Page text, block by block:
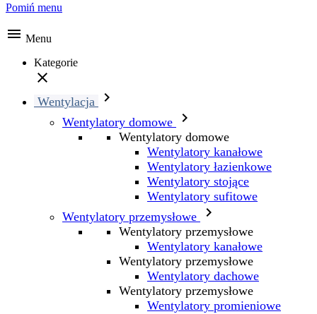
Pomiń menu
 Menu
Kategorie

Wentylacja 
Wentylatory domowe 
Wentylatory domowe
Wentylatory kanałowe
Wentylatory łazienkowe
Wentylatory stojące
Wentylatory sufitowe
Wentylatory przemysłowe

Wentylatory przemysłowe
Wentylatory kanałowe
Wentylatory przemysłowe
Wentylatory dachowe
Wentylatory przemysłowe
Wentylatory promieniowe